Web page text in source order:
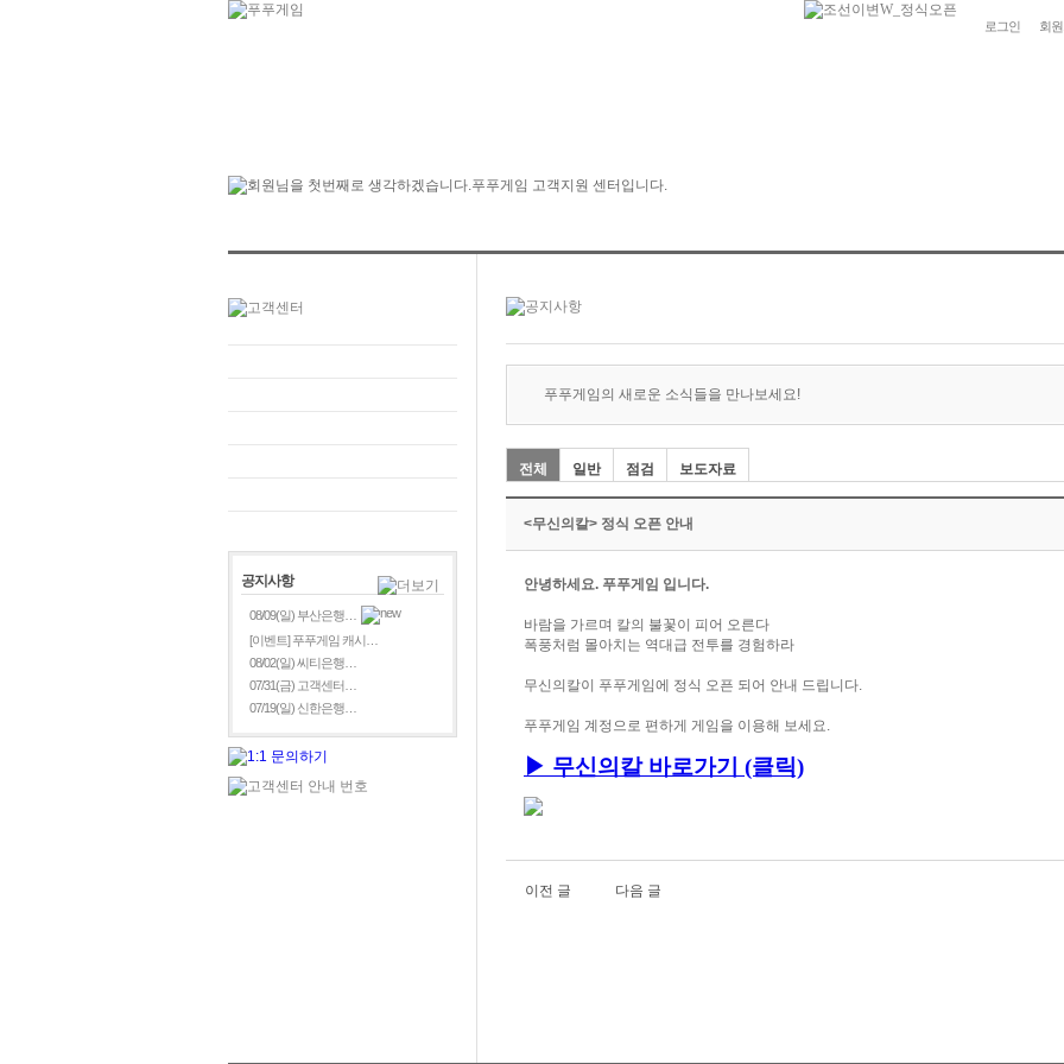
로그인 회
공지사항
08/09(일) 부산은행…
[이벤트] 푸푸게임 캐시…
08/02(일) 씨티은행…
07/31(금) 고객센터…
07/19(일) 신한은행…
푸푸게임의 새로운 소식들을 만나보세요!
전체 일반 점검 보도자료
<무신의칼> 정식 오픈 안내
안녕하세요. 푸푸게임 입니다.
바람을 가르며 칼의 불꽃이 피어 오른다
폭풍처럼 몰아치는 역대급 전투를 경험하라
무신의칼이 푸푸게임에 정식 오픈 되어 안내 드립니다.
푸푸게임 계정으로 편하게 게임을 이용해 보세요.
▶ 무신의칼바로가기 (클릭)
이전 글 다음 글